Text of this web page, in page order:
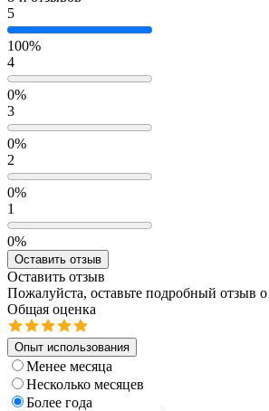
5
100%
4
0%
3
0%
2
0%
1
0%
Оставить отзыв
Оставить отзыв
Пожалуйста, оставьте подробный отзыв о
Общая оценка
Опыт использования
Менее месяца
Несколько месяцев
Более года